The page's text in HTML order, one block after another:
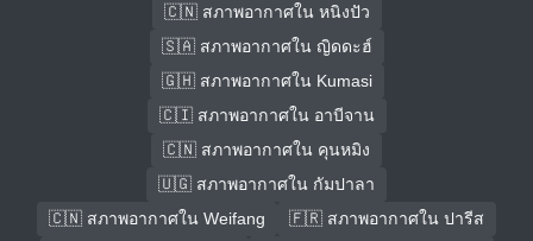
🇨🇳 สภาพอากาศใน หนิงปัว
🇸🇦 สภาพอากาศใน ญิดดะฮ์
🇬🇭 สภาพอากาศใน Kumasi
🇨🇮 สภาพอากาศใน อาบีจาน
🇨🇳 สภาพอากาศใน คุนหมิง
🇺🇬 สภาพอากาศใน กัมปาลา
🇨🇳 สภาพอากาศใน Weifang
🇫🇷 สภาพอากาศใน ปารีส